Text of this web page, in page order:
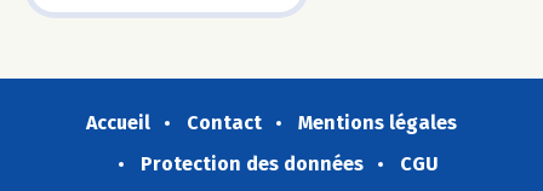
Accueil Contact
Mentions légales
Protection des données
CGU